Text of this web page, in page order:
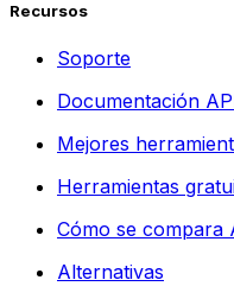
Recursos
Soporte
Documentación
Mejores
Herramientas
Cómo se compara
Alternativas